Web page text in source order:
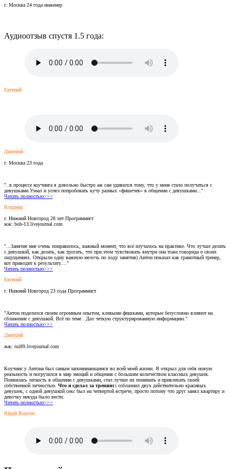
г. Москва 24 года инженер
Аудиоотзыв спустя 1.5 года:
Евгений
Дмитрий
г. Москва 23 года
"..в процессе коучинга я довольно быстро аж сам удивился тому, что у меня стало получаться с
девушками.Узнал и успел попробовать кучу разных «фишечек» в общении с девушками..."
Читать полностью>>>
Владмир
г. Нижний Новгород 28 лет Программист
жж: bob-13.livejournal.com
"...Занятие мне очень понравилось, важный момент, что все изучалось на практике. Что лучше делать
с девушкой, как делать, как трогать, что при этом чувствовать внутри она тоже говорида о своих
ощущениях. Открыли одну важную мелочь по ходу занятия) Антон показал как грамотный тренер,
кот приводит к результату...."
Читать полностью>>>
Евгений
г. Нижний Новгород 23 года Программист
"Антон поделился своим огромным опытом, клевыми фишками, которые безусловно влияют на
сближение с девушкой. Всё по теме . Дал четкую структурированную информацию."
Читать полностью>>>
Дмитрий
жж: rui89.livejournal.com
Коучинг у Антона был самым запоминающимся во всей моей жизни. Я открыл для себя новую
реальность и погрузился в мир эмоций и общения с большим количеством классных девушек.
Появилась легкость в общении с девушками, стал лучше их понимать и привлекать своей
собственной личностью. Что я сделал за тренинг: соблазнил двух действительно красивых
девушек, с одной девушкой секс был на четвертой встрече, просто потому что друг занял квартиру и
девочку некуда было вести.
Читать полностью>>>
Юрий Ворсин